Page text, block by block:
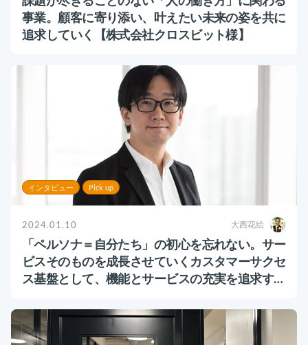
事業。顧客に寄り添い、叶えたい未来の姿を共に
追求していく【株式会社クロスビット様】
インタビュー Pick up
2024.01.10 大西花絵
「ペルソナ＝自分たち」の初心を忘れない。サー
ビスそのものを成長させていくカスタマーサクセ
ス基盤として、機能とサービスの充実を追求する